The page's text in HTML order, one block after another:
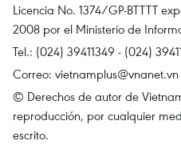
Licencia No. 1374/GP-BTTTT
2008 por el Ministerio de
Tel.: (024) 39411349 - (024)
Correo: vietnamplus@vnanet.vn
© Derechos de autor de
reproducción, por cualquier
escrito.